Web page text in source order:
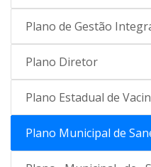
Plano de Gestão
Plano Diretor
Plano Estadual de
Plano Municipal de